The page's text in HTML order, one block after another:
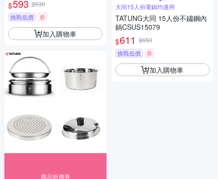
$593 $630
挑戰低價
券
加入購物車
商品折價券
大同15人份電鍋均適用
TATUNG大同 15人份不鏽鋼內
鍋CSUS15079
$611 $650
挑戰低價
券
加入購物車